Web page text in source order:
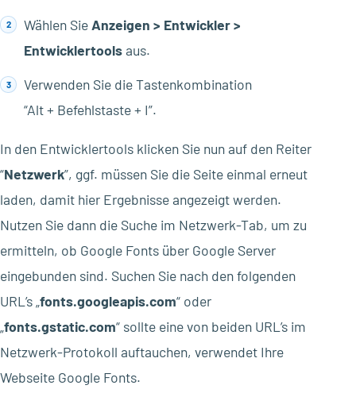
Wählen Sie Anzeigen > Entwickler >
Entwicklertoolsaus.
Verwenden Sie die Tastenkombination
“Alt + Befehlstaste + I”.
In den Entwicklertools klicken Sie nun auf den Reiter
“Netzwerk”, ggf. müssen Sie die Seite einmal erneut
laden, damit hier Ergebnisse angezeigt werden.
Nutzen Sie dann die Suche im Netzwerk-Tab, um zu
ermitteln, ob Google Fonts über Google Server
eingebunden sind. Suchen Sie nach den folgenden
URL’s „fonts.googleapis.com“ oder
„fonts.gstatic.com“ sollte eine von beiden URL’s im
Netzwerk-Protokoll auftauchen, verwendet Ihre
Webseite Google Fonts.